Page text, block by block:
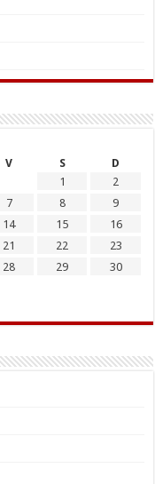
V S
D
1
2
7 8
9
14 15
16
21 22
23
28 29
30